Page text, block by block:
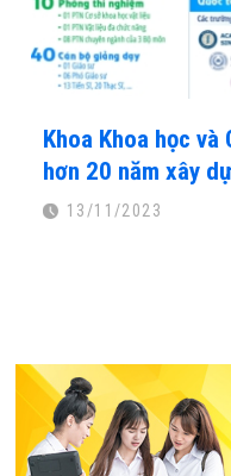
Khoa Khoa học
hơn 20 năm xây
13/11/2023